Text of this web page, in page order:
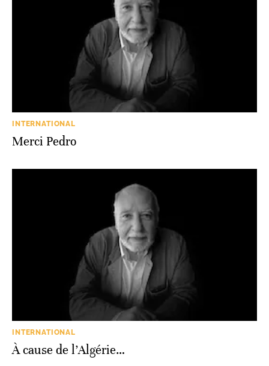
INTERNATIONAL
Merci Pedro
INTERNATIONAL
À cause de l’Algérie…